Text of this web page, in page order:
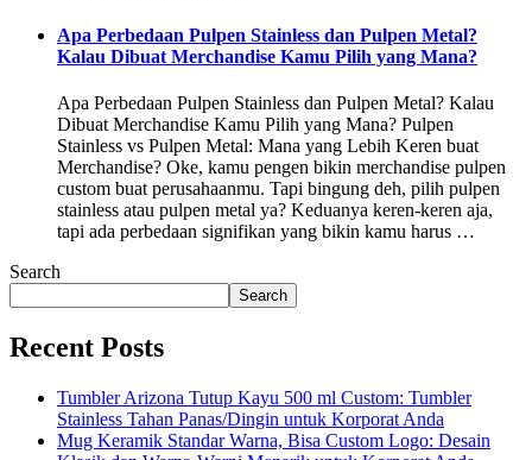
Apa Perbedaan Pulpen Stainless dan Pulpen Metal?
Kalau Dibuat Merchandise Kamu Pilih yang Mana?
Apa Perbedaan Pulpen Stainless dan Pulpen Metal? Kalau
Dibuat Merchandise Kamu Pilih yang Mana? Pulpen
Stainless vs Pulpen Metal: Mana yang Lebih Keren buat
Merchandise? Oke, kamu pengen bikin merchandise pulpen
custom buat perusahaanmu. Tapi bingung deh, pilih pulpen
stainless atau pulpen metal ya? Keduanya keren-keren aja,
tapi ada perbedaan signifikan yang bikin kamu harus …
Search
Search
Recent Posts
Tumbler Arizona Tutup Kayu 500 ml Custom: Tumbler
Stainless Tahan Panas/Dingin untuk Korporat Anda
Mug Keramik Standar Warna, Bisa Custom Logo: Desain